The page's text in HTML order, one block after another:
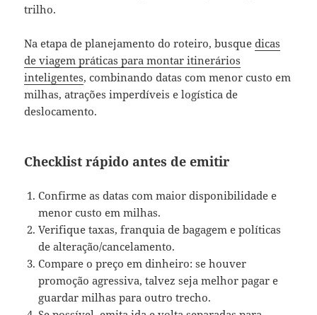
trilho.
Na etapa de planejamento do roteiro, busquedicas
de viagem práticas para montar itinerários
inteligentes, combinando datas com menor custo em
milhas, atrações imperdíveis e logística de
deslocamento.
Checklist rápido antes de emitir
Confirme as datas com maior disponibilidade e
menor custo em milhas.
Verifique taxas, franquia de bagagem e políticas
de alteração/cancelamento.
Compare o preço em dinheiro: se houver
promoção agressiva, talvez seja melhor pagar e
guardar milhas para outro trecho.